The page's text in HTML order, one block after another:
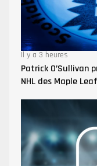
Il y a 3 heures
Patrick O’Sullivan
NHL des Maple